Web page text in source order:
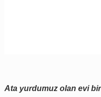
Ata yurdumuz olan evi